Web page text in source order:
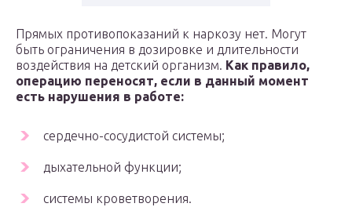
Прямых противопоказаний к наркозу нет. Могут
быть ограничения в дозировке и длительности
воздействия на детский организм. Как правило,
операцию переносят, если в данный момент
есть нарушения в работе:
сердечно-сосудистой системы;
дыхательной функции;
системы кроветворения.